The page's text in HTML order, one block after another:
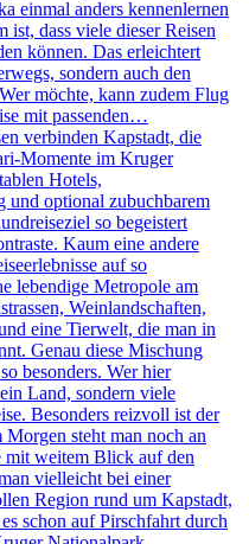
einmal anders kennenlernen
ist, dass viele dieser Reisen
können. Das erleichtert
sondern auch den
möchte, kann zudem Flug
mit passenden…
verbinden Kapstadt, die
Momente im Kruger
Hotels,
und optional zubuchbarem
so begeistert
Kaum eine andere
auf so
lebendige Metropole am
Weinlandschaften,
eine Tierwelt, die man in
Genau diese Mischung
besonders. Wer hier
Land, sondern viele
Besonders reizvoll ist der
steht man noch an
mit weitem Blick auf den
vielleicht bei einer
Region rund um Kapstadt,
schon auf Pirschfahrt durch